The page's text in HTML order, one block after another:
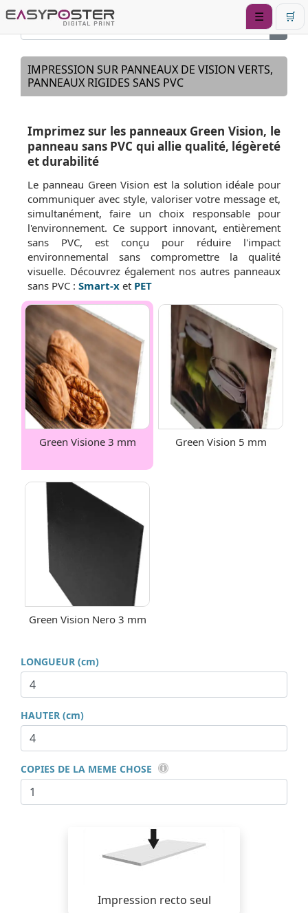
☰ 🛒
IMPRESSION SUR PANNEAUX DE VISION VERTS,
PANNEAUX RIGIDES SANS PVC
Imprimez sur les panneaux Green Vision, le
panneau sans PVC qui allie qualité, légèreté
et durabilité
Le panneau Green Vision est la solution idéale pour
communiquer avec style, valoriser votre message et,
simultanément, faire un choix responsable pour
l'environnement. Ce support innovant, entièrement
sans PVC, est conçu pour réduire l'impact
environnemental sans compromettre la qualité
visuelle. Découvrez également nos autres panneaux
sans PVC : Smart-x et PET
Green Visione 3 mm Green Vision 5 mm
Green Vision Nero 3 mm
LONGUEUR (cm)
HAUTER (cm)
COPIES DE LA MEME CHOSE
Impression recto seul